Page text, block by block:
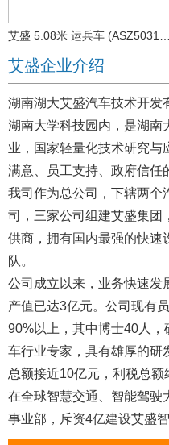
艾盛企业介绍
湖南湖大艾盛汽车技术开发
湖南大学科技园内，是湖南
业，国家轻量化技术研究与
满意、员工支持、政府信任
我司作为总公司，下辖两个
司，三家公司组建艾盛集团
供商，拥有国内最强的快速
队。
公司成立以来，业务快速发
产值已达3亿元。公司现有
90%以上，其中博士40人
车行业专家，具有雄厚的研
总额接近10亿元，利税总额
在全球智慧交通、智能驾驶
事业部，斥资4亿建设艾盛